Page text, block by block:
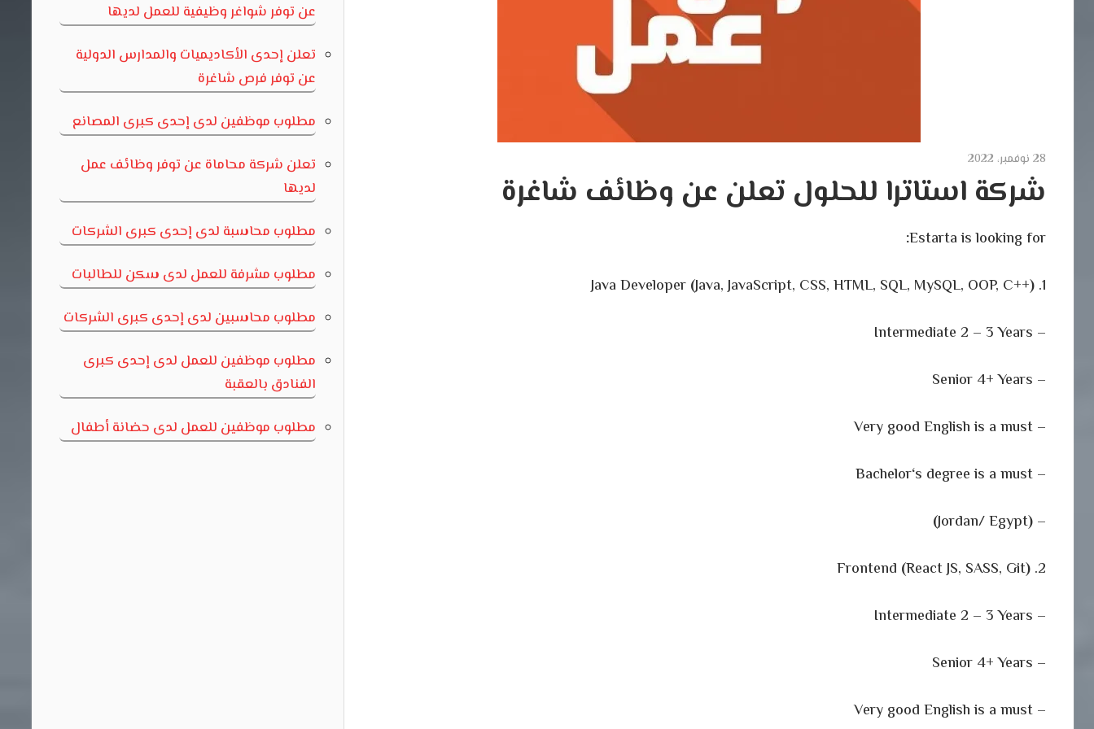
28 نوفمبر، 2022
شركة استاترا للحلول تعلن عن وظائف شاغرة
Estarta is looking for
:
1. Java Developer
(Java, JavaScript, CSS, HTML, SQL, MySQL, OOP, C++)
– Intermediate 2 – 3 Years
– Senior 4+ Years
– Very good English is a must
– Bachelor
‘s degree is a must
–
(
Jordan/ Egypt
)
2. Frontend
(React JS, SASS, Git)
– Intermediate 2 – 3 Years
– Senior 4+ Years
– Very good English is a must
عن توفر شواغر وظيفية للعمل لديها
تعلن إحدى الأكاديميات والمدارس الدولية
عن توفر فرص شاغرة
مطلوب موظفين لدى إحدى كبرى المصانع
تعلن شركة محاماة عن توفر وظائف عمل
لديها
مطلوب محاسبة لدى إحدى كبرى الشركات
مطلوب مشرفة للعمل لدى سكن للطالبات
مطلوب محاسبين لدى إحدى كبرى الشركات
مطلوب موظفين للعمل لدى إحدى كبرى
الفنادق بالعقبة
مطلوب موظفين للعمل لدى حضانة أطفال